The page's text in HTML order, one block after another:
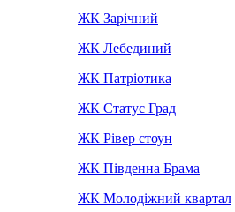
ЖК Зарічний
ЖК Лебединий
ЖК Патріотика
ЖК Статус Град
ЖК Рівер стоун
ЖК Південна Брама
ЖК Молодіжний квартал